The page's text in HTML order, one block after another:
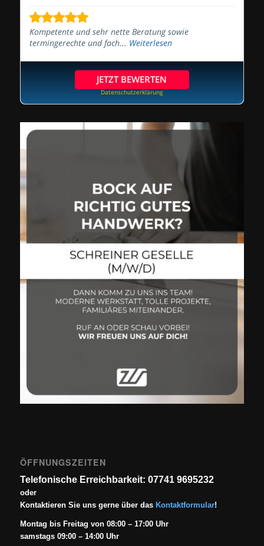
Kompetente und sehr nette Beratung sowie
termingerechte und fach... Weiterlesen
JETZT BEWERTEN
Datenschutzerklärung
ÖFFNUNGSZEITEN
Telefonische Erreichbarkeit: 07741 9695232
oder
Kontaktieren Sie uns gerne über das Kontaktformular!
Montag bis Freitag von 08:00 – 17:00 Uhr
samstags 09:00 – 14:00 Uhr